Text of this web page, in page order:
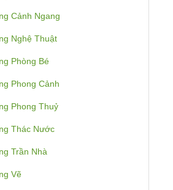
Cảnh Ngang
Nghệ Thuật
Phòng Bé
Phong Cảnh
Phong Thuỷ
Thác Nước
Trần Nhà
Vẽ